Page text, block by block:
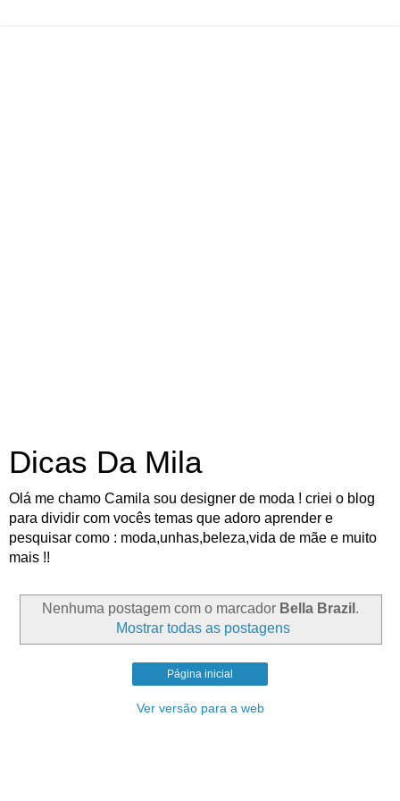
Dicas Da Mila
Olá me chamo Camila sou designer de moda ! criei o blog
para dividir com vocês temas que adoro aprender e
pesquisar como : moda,unhas,beleza,vida de mãe e muito
mais !!
Nenhuma postagem com o marcador Bella Brazil .
Mostrar todas as postagens
Página inicial
Ver versão para a web